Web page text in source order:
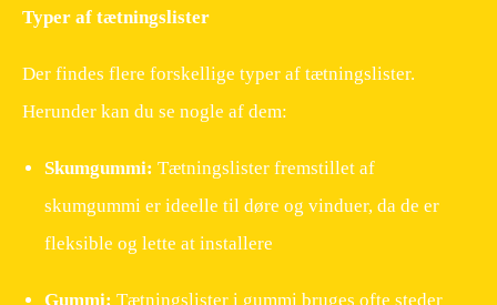
Typer af tætningslister
Der findes flere forskellige typer af tætningslister.
Herunder kan du se nogle af dem:
Skumgummi:Tætningslister fremstillet af
skumgummi er ideelle til døre og vinduer, da de er
fleksible og lette at installere
Gummi:Tætningslister i gummi bruges ofte steder